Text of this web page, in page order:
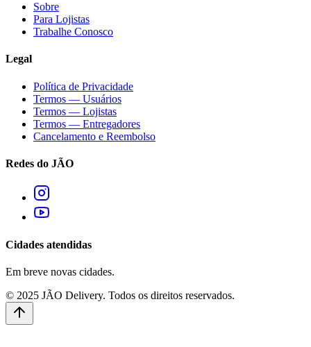
Sobre
Para Lojistas
Trabalhe Conosco
Legal
Política de Privacidade
Termos — Usuários
Termos — Lojistas
Termos — Entregadores
Cancelamento e Reembolso
Redes do JÃO
Cidades atendidas
Em breve novas cidades.
© 2025 JÃO Delivery. Todos os direitos reservados.